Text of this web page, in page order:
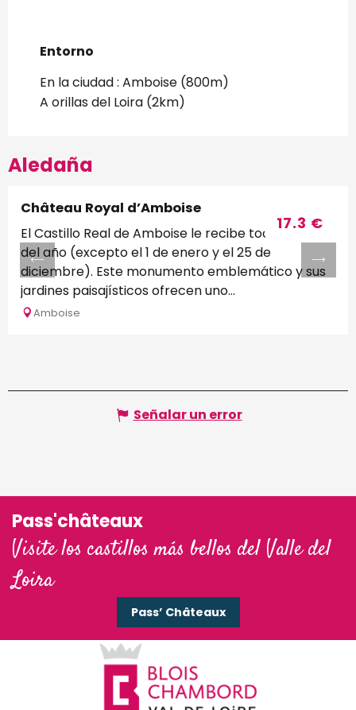
Entorno
Entorno
En la ciudad : Amboise (800m)
A orillas del Loira (2km)
Aledaña
17.3 €
Château Royal d’Amboise
El Castillo Real de Amboise le recibe todos los días
del año (excepto el 1 de enero y el 25 de
diciembre). Este monumento emblemático y sus
jardines paisajísticos ofrecen uno...
Amboise
Señalar un error
Pass'châteaux
Visite los castillos más bellos del Valle del
Loira
Pass’ Châteaux